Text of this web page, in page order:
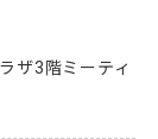
ザ3階ミーティ